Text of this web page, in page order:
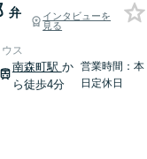
弁
インタビューを
見る
ス
南森町駅 か
ら徒歩4分
営業時間：本
日定休日